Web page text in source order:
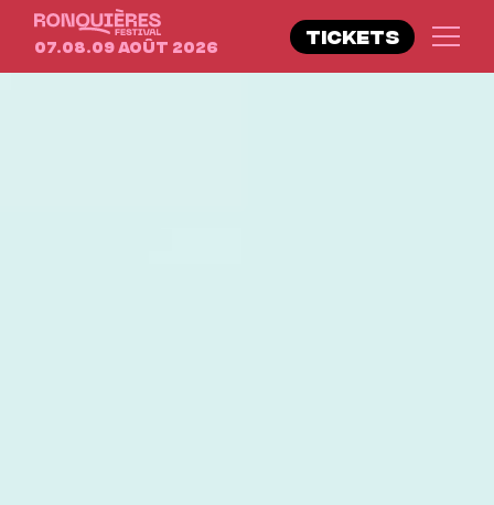
07.08.09 Août 2026
TICKETS